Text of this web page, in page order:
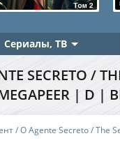
Сериалы, ТВ
SECRETO /
| D |
/ O Agente Secreto / The